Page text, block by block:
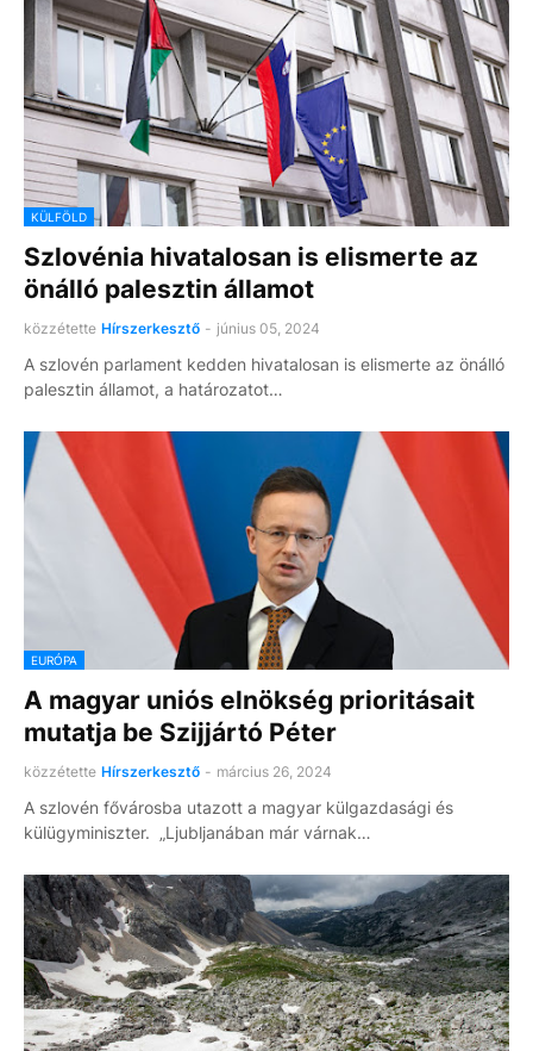
KÜLFÖLD
Szlovénia hivatalosan is elismerte az
önálló palesztin államot
közzétette Hírszerkesztő - június 05, 2024
A szlovén parlament kedden hivatalosan is elismerte az önálló
palesztin államot, a határozatot…
EURÓPA
A magyar uniós elnökség prioritásait
mutatja be Szijjártó Péter
közzétette Hírszerkesztő - március 26, 2024
A szlovén fővárosba utazott a magyar külgazdasági és
külügyminiszter. „Ljubljanában már várnak…